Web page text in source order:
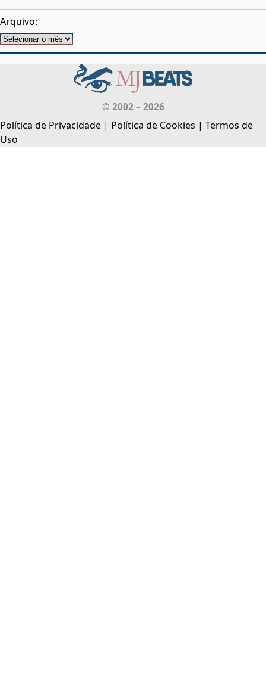
Arquivo:
Arquivos
© 2002 – 2026
Política de Privacidade | Política de Cookies | Termos de
Uso